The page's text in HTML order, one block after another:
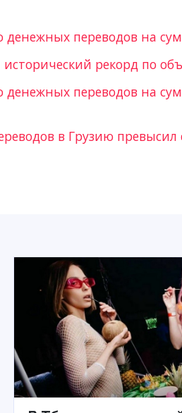
денежных переводов на
исторический рекорд по
денежных переводов на
в Грузию